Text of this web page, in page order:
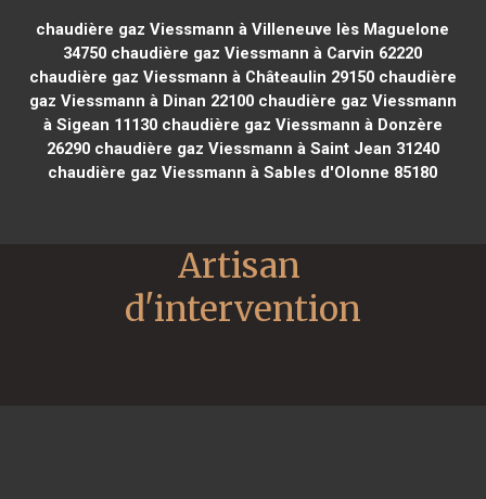
chaudière gaz Viessmann à Villeneuve lès Maguelone
34750 chaudière gaz Viessmann à Carvin 62220
chaudière gaz Viessmann à Châteaulin 29150chaudière
gaz Viessmann à Dinan 22100chaudière gaz Viessmann
à Sigean 11130chaudière gaz Viessmann à Donzère
26290chaudière gaz Viessmann à Saint Jean 31240
chaudière gaz Viessmann à Sables d'Olonne 85180
Artisan
d'intervention